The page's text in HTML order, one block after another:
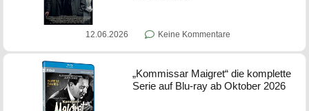
12.06.2026 Keine Kommentare
„Kommissar Maigret“ die komplette
Serie auf Blu-ray ab Oktober 2026